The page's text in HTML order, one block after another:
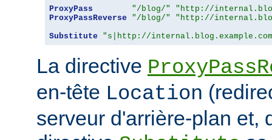
ProxyPass "/blog/"
"http://
ProxyPassReverse
"/blog/"
"http://
Substitute
"s|http://
La directive
en-tête Location
serveur d'arrière-plan et,